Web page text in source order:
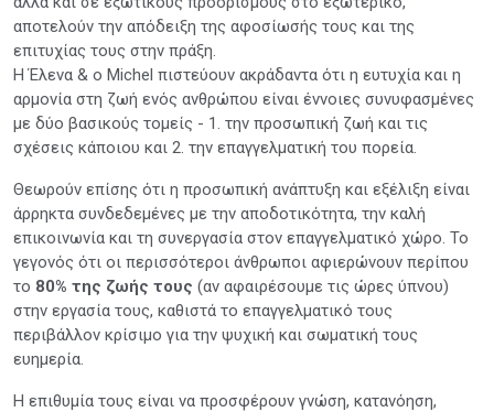
αποτελούν την απόδειξη της αφοσίωσής τους και της
επιτυχίας τους στην πράξη.
Η Έλενα & ο Michel πιστεύουν ακράδαντα ότι η ευτυχία και η
αρμονία στη ζωή ενός ανθρώπου είναι έννοιες συνυφασμένες
με δύο βασικούς τομείς - 1. την προσωπική ζωή και τις
σχέσεις κάποιου και 2. την επαγγελματική του πορεία.
Θεωρούν επίσης ότι η προσωπική ανάπτυξη και εξέλιξη είναι
άρρηκτα συνδεδεμένες με την αποδοτικότητα, την καλή
επικοινωνία και τη συνεργασία στον επαγγελματικό χώρο. Το
γεγονός ότι οι περισσότεροι άνθρωποι αφιερώνουν περίπου
το 80% της ζωής τους (αν αφαιρέσουμε τις ώρες ύπνου)
στην εργασία τους, καθιστά το επαγγελματικό τους
περιβάλλον κρίσιμο για την ψυχική και σωματική τους
ευημερία.
Η επιθυμία τους είναι να προσφέρουν γνώση, κατανόηση,